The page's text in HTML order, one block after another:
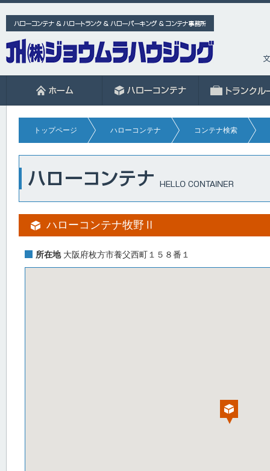
トップページ ハローコンテナ コンテナ検索
ハローコンテナ牧野Ⅱ
所在地 大阪府枚方市養父西町１５８番１